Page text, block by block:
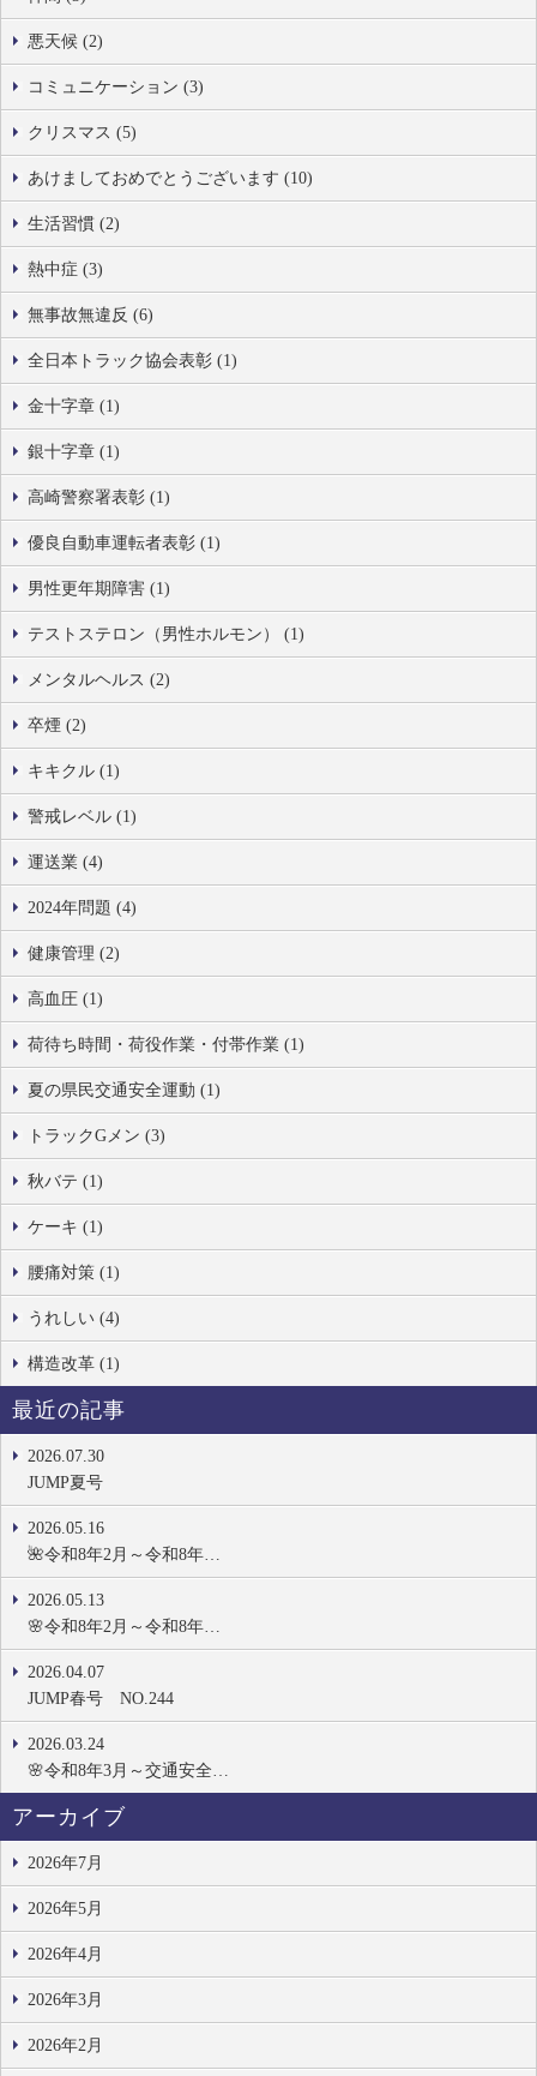
悪天候 (2)
コミュニケーション (3)
クリスマス (5)
あけましておめでとうございます (10)
生活習慣 (2)
熱中症 (3)
無事故無違反 (6)
全日本トラック協会表彰 (1)
金十字章 (1)
銀十字章 (1)
高崎警察署表彰 (1)
優良自動車運転者表彰 (1)
男性更年期障害 (1)
テストステロン（男性ホルモン） (1)
メンタルヘルス (2)
卒煙 (2)
キキクル (1)
警戒レベル (1)
運送業 (4)
2024年問題 (4)
健康管理 (2)
高血圧 (1)
荷待ち時間・荷役作業・付帯作業 (1)
夏の県民交通安全運動 (1)
トラックGメン (3)
秋バテ (1)
ケーキ (1)
腰痛対策 (1)
うれしい (4)
構造改革 (1)
最近の記事
2026.07.30
JUMP夏号
2026.05.16
🌺令和8年2月～令和8年…
2026.05.13
🌸令和8年2月～令和8年…
2026.04.07
JUMP春号 NO.244
2026.03.24
🌸令和8年3月～交通安全…
アーカイブ
2026年7月
2026年5月
2026年4月
2026年3月
2026年2月